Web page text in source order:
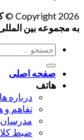
Copyright 2026 ©
به مجموعه بین
جستجو
صفحه اصلی
هاتف
درباره
تفاهم
مدرسان
ضبط